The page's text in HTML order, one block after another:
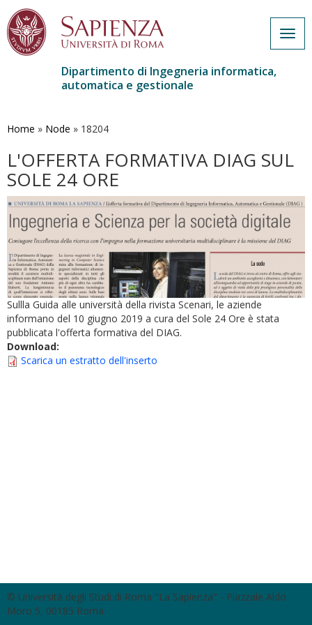
contenuto
Dipartimento di Ingegneria informatica,
automatica e gestionale
Home » Node » 18204
L'OFFERTA FORMATIVA DIAG SUL
SOLE 24 ORE
Sullla Guida alle università della rivista Scenari, le aziende
informano del 10 giugno 2019 a cura del Sole 24 Ore è stata
pubblicata l'offerta formativa del DIAG.
Download:
Scarica un estratto dell'inserto
© Università degli Studi di Roma "La Sapienza" - Piazzale Aldo
Moro 5, 00185 Roma